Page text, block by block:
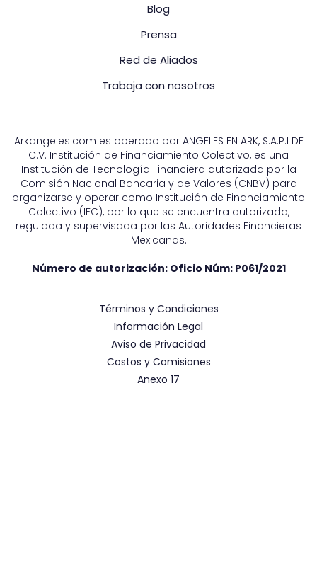
Blog
Prensa
Red de Aliados
Trabaja con nosotros
Arkangeles.com es operado por ANGELES EN ARK, S.A.P.I DE
C.V. Institución de Financiamiento Colectivo, es una
Institución de Tecnología Financiera autorizada por la
Comisión Nacional Bancaria y de Valores (CNBV) para
organizarse y operar como Institución de Financiamiento
Colectivo (IFC), por lo que se encuentra autorizada,
regulada y supervisada por las Autoridades Financieras
Mexicanas.
Número de autorización: Oficio Núm: P061/2021
Términos y Condiciones
Información Legal
Aviso de Privacidad
Costos y Comisiones
Anexo 17